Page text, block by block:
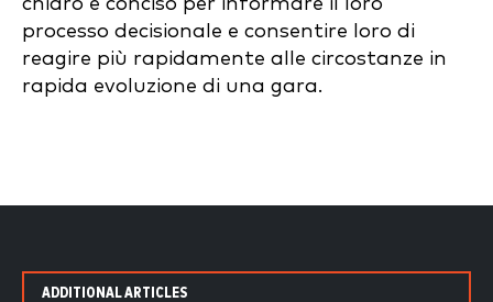
processo decisionale e consentire loro di
reagire più rapidamente alle circostanze in
rapida evoluzione di una gara.
ADDITIONAL ARTICLES